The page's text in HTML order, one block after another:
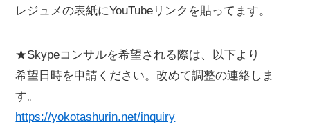
レジュメの表紙にYouTubeリンクを貼ってます。
★Skypeコンサルを希望される際は、以下より
希望日時を申請ください。改めて調整の連絡しま
す。
https://yokotashurin.net/inquiry